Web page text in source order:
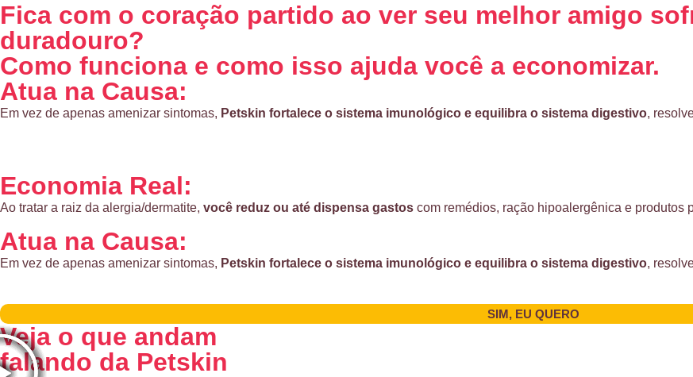
Fica com o coração partido ao ver seu melhor amigo
duradouro?
Como funciona e como isso ajuda você a economizar.
Atua na Causa:
Em vez de apenas amenizar sintomas, Petskin fortalece o sistema imunológico e equilibra o sistema digestivo,
Economia Real:
Ao tratar a raiz da alergia/dermatite, você reduz ou até dispensa gastos com remédios, ração hipoalergênica e produtos
Atua na Causa:
Em vez de apenas amenizar sintomas, Petskin fortalece o sistema imunológico e equilibra o sistema digestivo,
SIM, EU QUERO
Veja o que andam
falando da Petskin